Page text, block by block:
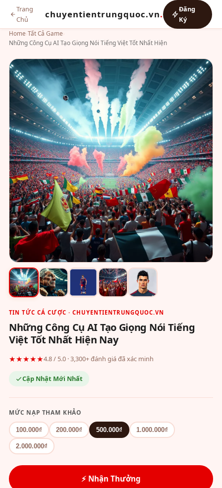
Trang
Chủ
chuyentientrungquoc.vn.
Đăng
Ký
Home›Tất Cả Game›
Những Công Cụ AI Tạo Giọng Nói Tiếng Việt Tốt Nhất Hiện
TIN TỨC CÁ CƯỢC · CHUYENTIENTRUNGQUOC.VN
Những Công Cụ AI Tạo Giọng Nói Tiếng
Việt Tốt Nhất Hiện Nay
★★★★★4.8 / 5.0 · 3,300+ đánh giá đã xác minh
Cập Nhật Mới Nhất
MỨC NẠP THAM KHẢO
100.000₫ 200.000₫ 500.000₫ 1.000.000₫
2.000.000₫
⚡ Nhận Thưởng